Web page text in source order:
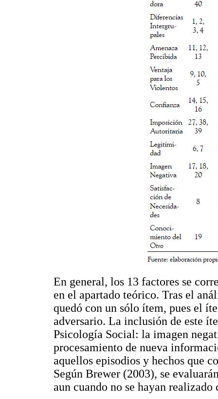
En general, los 13 factores se
en el apartado teórico. Tras el
quedó con un sólo ítem, pues el
adversario. La inclusión de este
Psicología Social: la imagen
procesamiento de nueva
aquellos episodios y hechos que
Según Brewer (2003), se
aun cuando no se hayan